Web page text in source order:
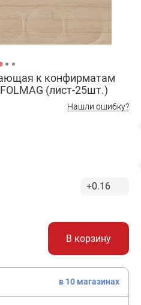
к конфирматам
(лист-25шт.)
Нашли ошибку?
+0.16
В корзину
в 10 магазинах